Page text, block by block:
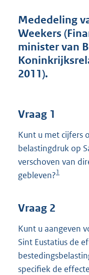
Mededeling
Weekers
minister van
2011).
Vraag 1
Kunt u met cijfers
belastingdruk op
verschoven van
gebleven?1
Vraag 2
Kunt u aangeven
Sint Eustatius de
specifiek de